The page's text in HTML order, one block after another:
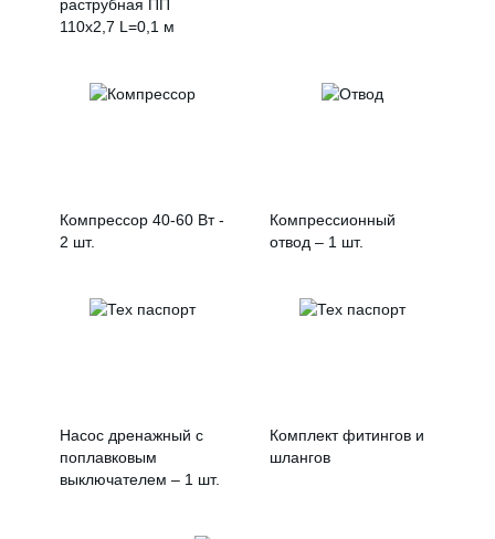
раструбная ПП
110х2,7 L=0,1 м
Компрессор 40-60 Вт -
2 шт.
Компрессионный
отвод – 1 шт.
Насос дренажный с
поплавковым
выключателем – 1 шт.
Комплект фитингов и
шлангов